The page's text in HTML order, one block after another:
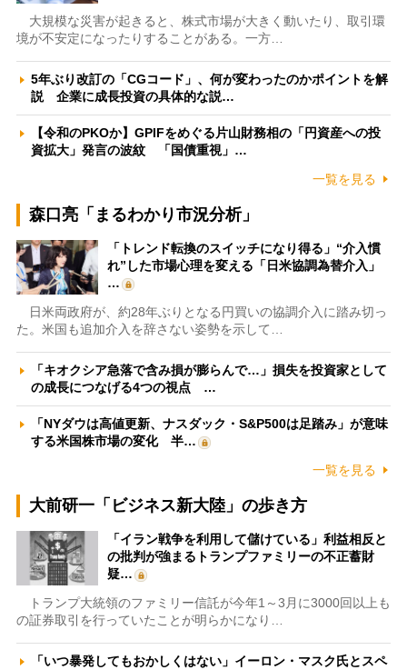
大規模な災害が起きると、株式市場が大きく動いたり、取引環
境が不安定になったりすることがある。一方…
5年ぶり改訂の「CGコード」、何が変わったのかポイントを解
説 企業に成長投資の具体的な説…
【令和のPKOか】GPIFをめぐる片山財務相の「円資産への投
資拡大」発言の波紋 「国債重視」…
一覧を見る
森口亮「まるわかり市況分析」
「トレンド転換のスイッチになり得る」“介入慣
れ”した市場心理を変える「日米協調為替介入」
…
日米両政府が、約28年ぶりとなる円買いの協調介入に踏み切っ
た。米国も追加介入を辞さない姿勢を示して…
「キオクシア急落で含み損が膨らんで…」損失を投資家として
の成長につなげる4つの視点 …
「NYダウは高値更新、ナスダック・S&P500は足踏み」が意味
する米国株市場の変化 半…
一覧を見る
大前研一「ビジネス新大陸」の歩き方
「イラン戦争を利用して儲けている」利益相反と
の批判が強まるトランプファミリーの不正蓄財
疑…
トランプ大統領のファミリー信託が今年1～3月に3000回以上も
の証券取引を行っていたことが明らかになり…
「いつ暴発してもおかしくはない」イーロン・マスク氏とスペ